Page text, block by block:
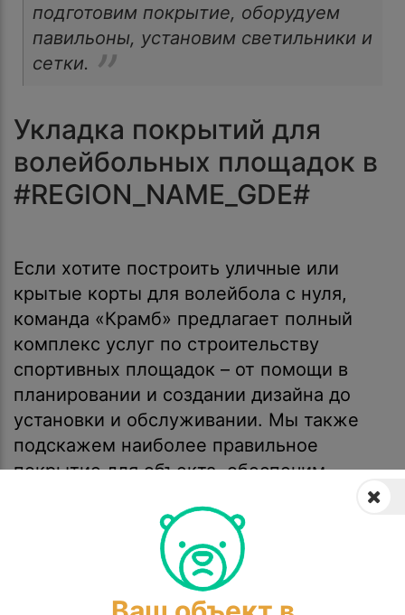
подготовим покрытие, оборудуем
павильоны, установим светильники и
сетки.
Укладка покрытий для
волейбольных площадок в
#REGION_NAME_GDE#
Если хотите построить уличные или
крытые корты для волейбола с нуля,
команда «Крамб» предлагает полный
комплекс услуг по строительству
спортивных площадок – от помощи в
планировании и создании дизайна до
установки и обслуживании. Мы также
подскажем наиболее правильное
покрытие для объекта, обеспечим
корта по нормативным требованиям. По
всем вопросам обращайтесь к нашим
консультантам в онлайн-чате, можно
заказать обратный звонок, оставив свои